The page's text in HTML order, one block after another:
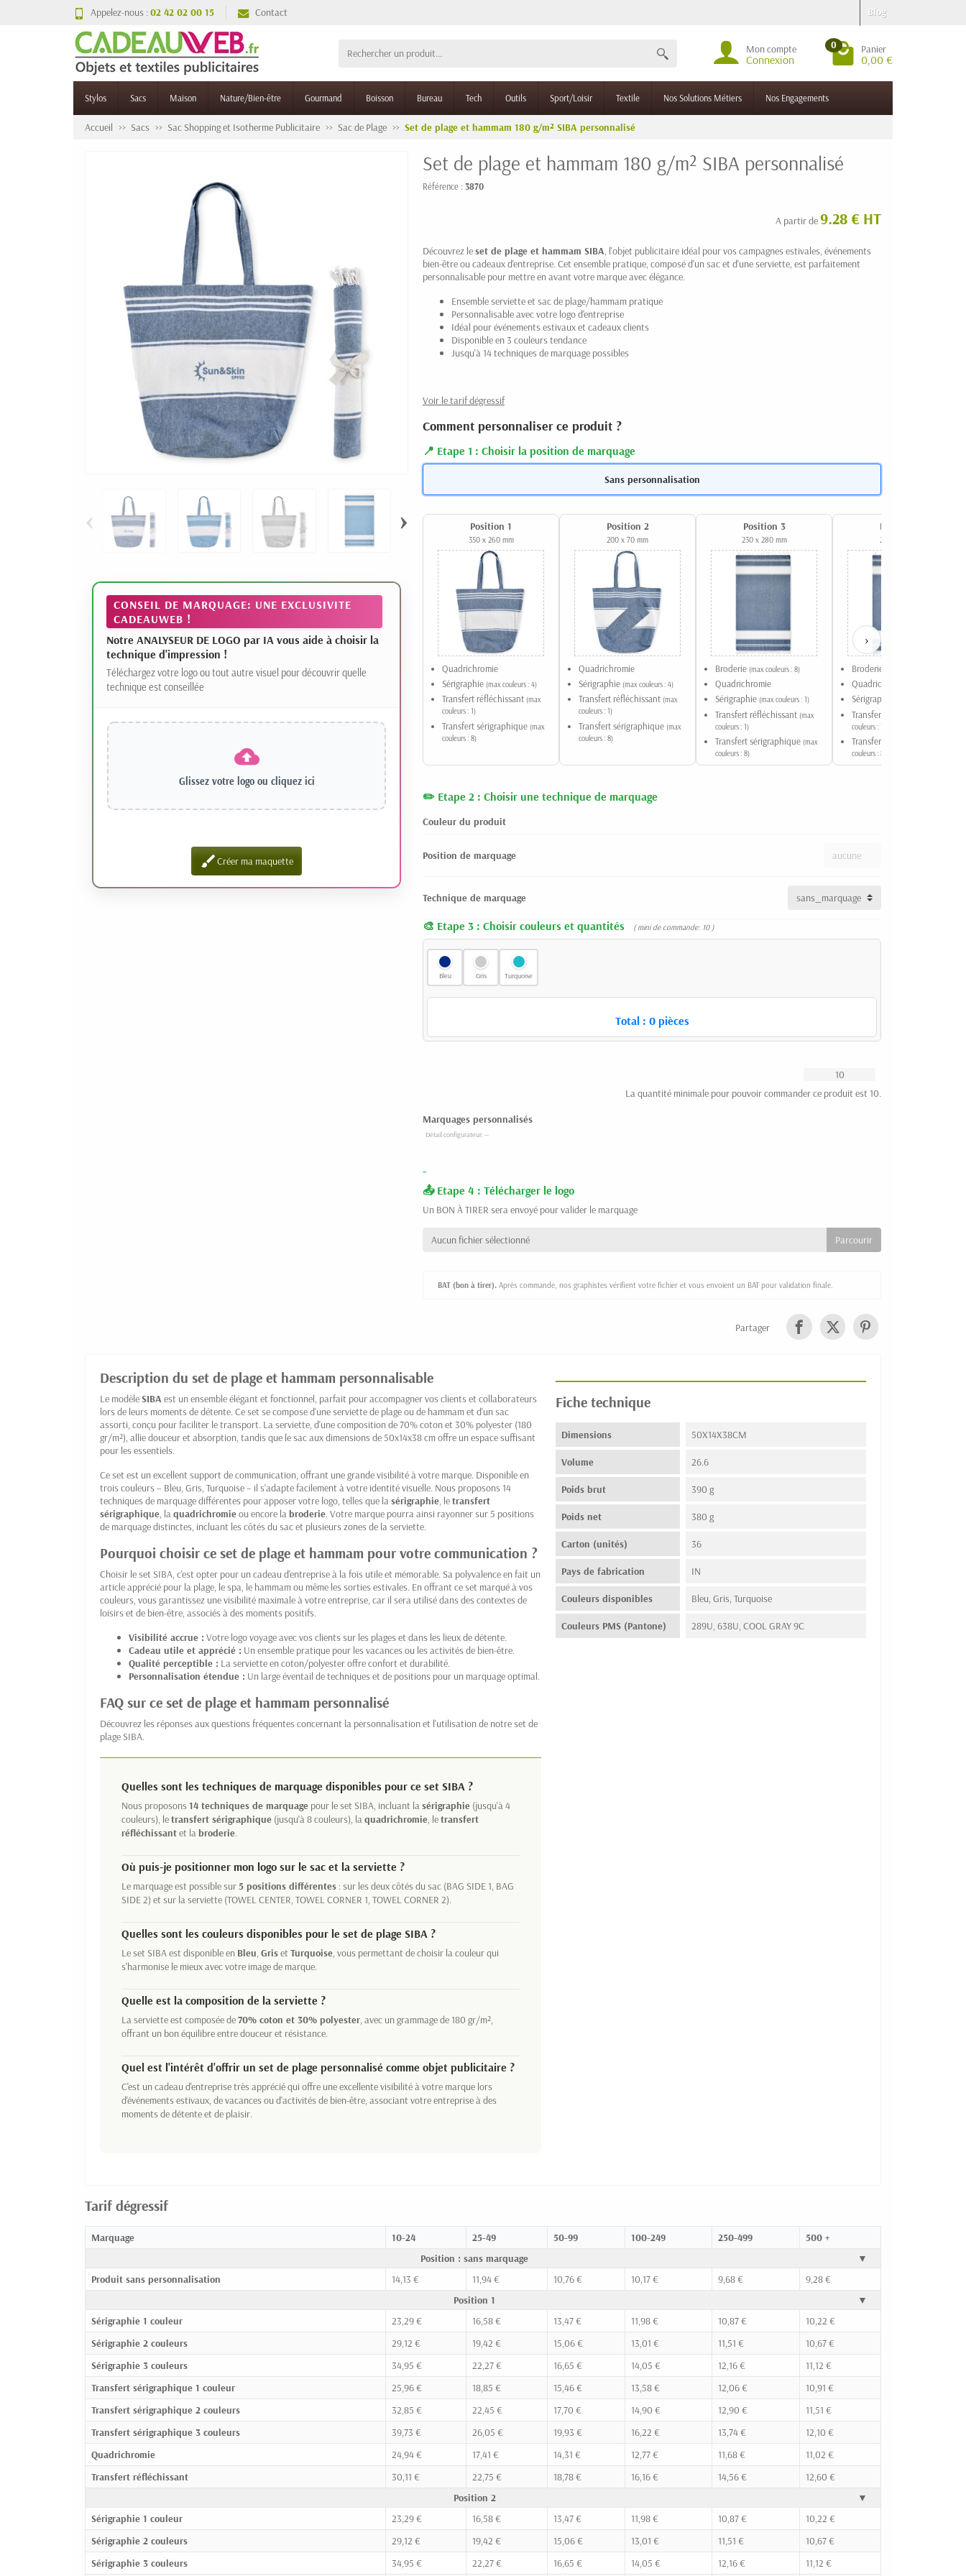
Appelez-nous :02 42 02 00 15 Contact Blog
Mon compte
Connexion
0 Panier
0,00 €
Stylos Sacs Maison Nature/Bien-être Gourmand Boisson Bureau Tech Outils Sport/Loisir Textile Nos Solutions Métiers Nos Engagements
Accueil Sacs Sac Shopping et Isotherme Publicitaire Sac de Plage Set de plage et hammam 180 g/m² SIBA personnalisé
‹ ›
CONSEIL DE MARQUAGE: UNE EXCLUSIVITE
CADEAUWEB !
Notre ANALYSEUR DE LOGO par IA vous aide à choisir la
technique d'impression !
Téléchargez votre logo ou tout autre visuel pour découvrir quelle
technique est conseillée
Glissez votre logo ou cliquez ici
brushCréer ma maquette
Set de plage et hammam 180 g/m² SIBA personnalisé
Référence : 3870
A partir de9.28 € HT
Découvrez leset de plage et hammam SIBA, l'objet publicitaire idéal pour vos campagnes estivales, événements
bien-être ou cadeaux d'entreprise. Cet ensemble pratique, composé d'un sac et d'une serviette, est parfaitement
personnalisable pour mettre en avant votre marque avec élégance.
Ensemble serviette et sac de plage/hammam pratique
Personnalisable avec votre logo d'entreprise
Idéal pour événements estivaux et cadeaux clients
Disponible en 3 couleurs tendance
Jusqu'à 14 techniques de marquage possibles
Voir le tarif dégressif
Comment personnaliser ce produit ?
Etape 1 : Choisir la position de marquage
Sans personnalisation
Position 1
350 x 260 mm
Quadrichromie
Sérigraphie (max couleurs : 4)
Transfert réfléchissant (max
couleurs : 1)
Transfert sérigraphique (max
couleurs : 8)
Position 2
200 x 70 mm
Quadrichromie
Sérigraphie (max couleurs : 4)
Transfert réfléchissant (max
couleurs : 1)
Transfert sérigraphique (max
couleurs : 8)
Position 3
230 x 280 mm
Broderie (max couleurs : 8)
Quadrichromie
Sérigraphie (max couleurs : 1)
Transfert réfléchissant (max
couleurs : 1)
Transfert sérigraphique (max
couleurs : 8)
Position 4
200 x 60 mm
Broderie
Quadrichromie
Sérigraphie
Transfert réfléchissant
couleurs : 1)
Transfert sérigraphique
couleurs : 8)
›
Etape 2 : Choisir une technique de marquage
Couleur du produit
Position de marquage
Technique de marquage
Etape 3 : Choisir couleurs et quantités ( mini de commande: 10 )
Bleu Gris Turquoise
Total : 0pièces
La quantité minimale pour pouvoir commander ce produit est 10.
Marquages personnalisés
-
Etape 4 : Télécharger le logo
Un BON À TIRER sera envoyé pour valider le marquage
Aucun fichier sélectionné
BAT (bon à tirer). Après commande, nos graphistes vérifient votre fichier et vous envoient un BAT pour validation finale.
Partager
Description du set de plage et hammam personnalisable
Le modèleSIBA est un ensemble élégant et fonctionnel, parfait pour accompagner vos clients et collaborateurs
lors de leurs moments de détente. Ce set se compose d'une serviette de plage ou de hammam et d'un sac
assorti, conçu pour faciliter le transport. La serviette, d'une composition de 70% coton et 30% polyester (180
gr/m²), allie douceur et absorption, tandis que le sac aux dimensions de 50x14x38 cm offre un espace suffisant
pour les essentiels.
Ce set est un excellent support de communication, offrant une grande visibilité à votre marque. Disponible en
trois couleurs – Bleu, Gris, Turquoise – il s'adapte facilement à votre identité visuelle. Nous proposons 14
techniques de marquage différentes pour apposer votre logo, telles que la sérigraphie , letransfert
sérigraphique , la quadrichromieou encore la broderie . Votre marque pourra ainsi rayonner sur 5 positions
de marquage distinctes, incluant les côtés du sac et plusieurs zones de la serviette.
Pourquoi choisir ce set de plage et hammam pour votre communication ?
Choisir le set SIBA, c'est opter pour un cadeau d'entreprise à la fois utile et mémorable. Sa polyvalence en fait un
article apprécié pour la plage, le spa, le hammam ou même les sorties estivales. En offrant ce set marqué à vos
couleurs, vous garantissez une visibilité maximale à votre entreprise, car il sera utilisé dans des contextes de
loisirs et de bien-être, associés à des moments positifs.
Visibilité accrue : Votre logo voyage avec vos clients sur les plages et dans les lieux de détente.
Cadeau utile et apprécié : Un ensemble pratique pour les vacances ou les activités de bien-être.
Qualité perceptible : La serviette en coton/polyester offre confort et durabilité.
Personnalisation étendue : Un large éventail de techniques et de positions pour un marquage optimal.
FAQ sur ce set de plage et hammam personnalisé
Découvrez les réponses aux questions fréquentes concernant la personnalisation et l'utilisation de notre set de
plage SIBA.
Quelles sont les techniques de marquage disponibles pour ce set SIBA ?
Nous proposons14 techniques de marquage pour le set SIBA, incluant la sérigraphie (jusqu'à 4
couleurs), letransfert sérigraphique (jusqu'à 8 couleurs), la quadrichromie , letransfert
réfléchissantet la broderie
Où puis-je positionner mon logo sur le sac et la serviette ?
Le marquage est possible sur5 positions différentes : sur les deux côtés du sac (BAG SIDE 1, BAG
SIDE 2) et sur la serviette (TOWEL CENTER, TOWEL CORNER 1, TOWEL CORNER 2).
Quelles sont les couleurs disponibles pour le set de plage SIBA ?
Le set SIBA est disponible en Bleu Griset Turquoise , vous permettant de choisir la couleur qui
s'harmonise le mieux avec votre image de marque.
Quelle est la composition de la serviette ?
La serviette est composée de70% coton et 30% polyester , avec un grammage de 180 gr/m²,
offrant un bon équilibre entre douceur et résistance.
Quel est l'intérêt d'offrir un set de plage personnalisé comme objet publicitaire ?
C'est un cadeau d'entreprise très apprécié qui offre une excellente visibilité à votre marque lors
d'événements estivaux, de vacances ou d'activités de bien-être, associant votre entreprise à des
moments de détente et de plaisir.
Fiche technique
Dimensions 50X14X38CM
Volume 26.6
Poids brut 390 g
Poids net 380 g
Carton (unités) 36
Pays de fabrication IN
Couleurs disponibles Bleu, Gris, Turquoise
Couleurs PMS (Pantone) 289U, 638U, COOL GRAY 9C
Tarif dégressif
Marquage 10-24 25-49 50-99 100-249 250-499
500 +
Position : sans marquage
▼
Produit sans personnalisation
14,13 € 11,94 € 10,76 € 10,17 € 9,68 €
9,28 €
Position 1
▼
Sérigraphie 1 couleur
23,29 € 16,58 € 13,47 € 11,98 € 10,87 €
10,22 €
Sérigraphie 2 couleurs
29,12 € 19,42 € 15,06 € 13,01 € 11,51 €
10,67 €
Sérigraphie 3 couleurs
34,95 € 22,27 € 16,65 € 14,05 € 12,16 €
11,12 €
Transfert sérigraphique 1 couleur
25,96 € 18,85 € 15,46 € 13,58 € 12,06 €
10,91 €
Transfert sérigraphique 2 couleurs
32,85 € 22,45 € 17,70 € 14,90 € 12,90 €
11,51 €
Transfert sérigraphique 3 couleurs
39,73 € 26,05 € 19,93 € 16,22 € 13,74 €
12,10 €
Quadrichromie
24,94 € 17,41 € 14,31 € 12,77 € 11,68 €
11,02 €
Transfert réfléchissant
30,11 € 22,75 € 18,78 € 16,16 € 14,56 €
12,60 €
Position 2
▼
Sérigraphie 1 couleur
23,29 € 16,58 € 13,47 € 11,98 € 10,87 €
10,22 €
Sérigraphie 2 couleurs
29,12 € 19,42 € 15,06 € 13,01 € 11,51 €
10,67 €
Sérigraphie 3 couleurs
34,95 € 22,27 € 16,65 € 14,05 € 12,16 € 11,12 €